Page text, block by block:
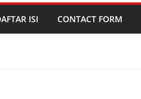
ISI CONTACT FORM